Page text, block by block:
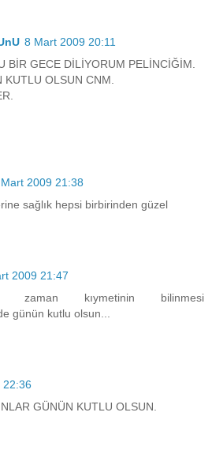
8 Mart 2009 20:11
BİR GECE DİLİYORUM PELİNCİĞİM.
KUTLU OLSUN CNM.
2009 21:38
sağlık hepsi birbirinden güzel
2009 21:47
zaman kıymetinin bilinmesi
günün kutlu olsun...
22:36
GÜNÜN KUTLU OLSUN.